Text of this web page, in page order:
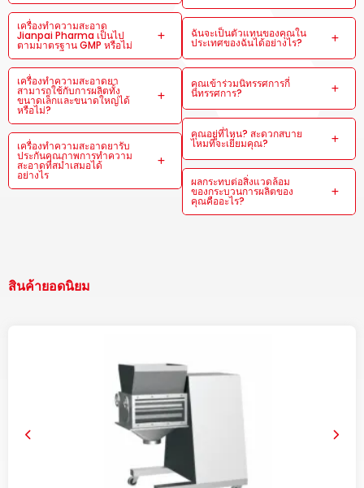
เครื่องทำความสะอาด
Jianpai Pharma เป็นไป
ตามมาตรฐาน GMP หรือไม่
เครื่องทำความสะอาดยา
สามารถใช้กับการผลิตทั้ง
ขนาดเล็กและขนาดใหญ่ได้
หรือไม่?
เครื่องทำความสะอาดยารับ
ประกันคุณภาพการทำความ
สะอาดที่สม่ำเสมอได้
อย่างไร
ฉันจะเป็นตัวแทนของคุณใน
ประเทศของฉันได้อย่างไร?
คุณเข้าร่วมนิทรรศการกี่
นิทรรศการ?
คุณอยู่ที่ไหน? สะดวกสบาย
ไหมที่จะเยี่ยมคุณ?
ผลกระทบต่อสิ่งแวดล้อม
ของกระบวนการผลิตของ
คุณคืออะไร?
สินค้ายอดนิยม